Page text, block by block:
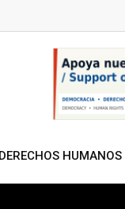
DERECHOS HUMANOS